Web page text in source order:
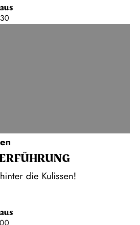
die Kulissen!